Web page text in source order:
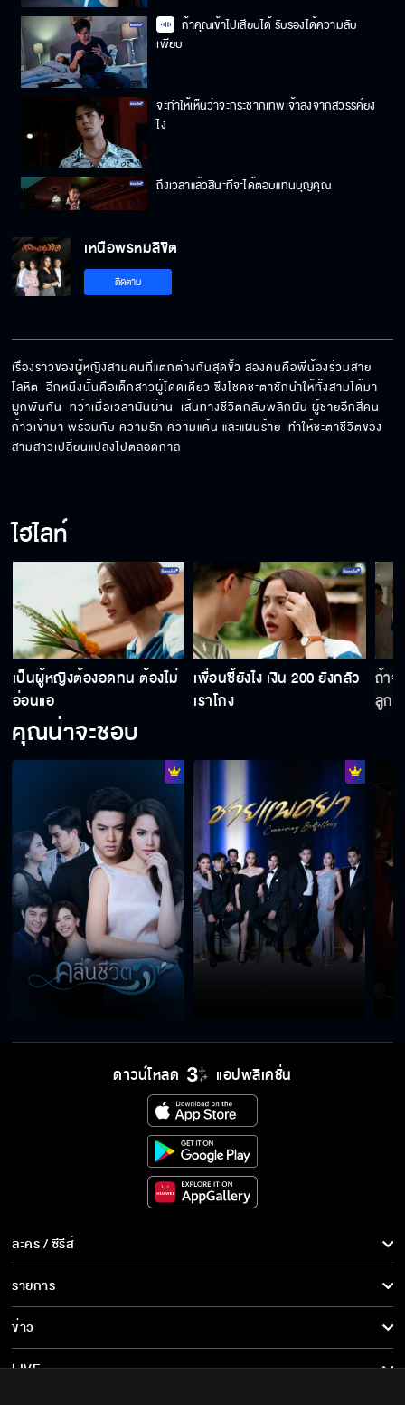
ถ้าคุณเข้าไปเสียบได้ รับรองได้ความลับ
เพียบ
จะทำให้เห็นว่าจะกระชากเทพเจ้าลงจากสวรรค์ยัง
ไง
ถึงเวลาแล้วสินะที่จะได้ตอบแทนบุญคุณ
ฉันไม่ใช่พวกคลั่งของนอก ชอบ copy ไอเดียคน
ฉันทำทุกอย่างให้คุณตั้งแต่เรื่องบนเตียงยันโต๊ะ
พนัน
คุณรักผม หรือ คุณรักชุน กันแน่
เธอต้องให้เกียรติเขา เหมือนที่เธอเคารพฉัน
ขอแค่ทำตามที่รับปากไว้ก็พอ
ศักดิ์ศรีมันกินได้มั้ย มันทำให้เรามีเงินใช้หรือเปล่า
คุณคือสิ่งที่ดีที่สุดในชีวิตเด็กกำพร้าอย่างมัน
ลื้อพูดเหมือนลื้ออยากให้ตาย
ยัดเยียดให้ผมเป็นพวกเดียวกับคนพวกนี้ได้ยังไง
เหนือพรหมลิขิต
ติดตาม
เรื่องราวของผู้หญิงสามคนที่แตกต่างกันสุดขั้ว สองคนคือพี่น้องร่วมสาย
โลหิต  อีกหนึ่งนั้นคือเด็กสาวผู้โดดเดี่ยว ซึ่งโชคชะตาชักนำให้ทั้งสามได้มา
ผูกพันกัน  ทว่าเมื่อเวลาผันผ่าน  เส้นทางชีวิตกลับพลิกผัน ผู้ชายอีกสี่คน
ก้าวเข้ามา พร้อมกับ ความรัก ความแค้น และแผนร้าย  ทำให้ชะตาชีวิตของ
สามสาวเปลี่ยนแปลงไปตลอดกาล
ไฮไลท์
เป็นผู้หญิงต้องอดทน ต้องไม่
อ่อนแอ
เพื่อนซี้ยังไง เงิน 200 ยังกลัว
เราโกง
ถ้าจ
ลูก
คุณน่าจะชอบ
ดาวน์โหลด แอปพลิเคชั่น
ละคร / ซีรีส์
ละคร/ซีรีส์
ซีรีส์นานาชาติ
การ์ตูน & เกม
รายการ
รายการทั้งหมด
ข่าว
ข่าวทั้งหมด
LIVE